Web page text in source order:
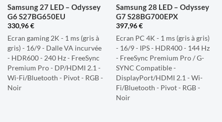
Samsung 27 LED – Odyssey
G6 S27BG650EU
330,96€
Ecran gaming 2K - 1 ms (gris à
gris) - 16/9 - Dalle VA incurvée
- HDR600 - 240 Hz - FreeSync
Premium Pro - DP/HDMI 2.1 -
Wi-Fi/Bluetooth - Pivot - RGB -
Noir
Samsung 28 LED – Odyssey
G7 S28BG700EPX
397,96€
Ecran PC 4K - 1 ms (gris à gris)
- 16/9 - IPS - HDR400 - 144 Hz
- FreeSync Premium Pro / G-
SYNC Compatible -
DisplayPort/HDMI 2.1 - Wi-
Fi/Bluetooth - Pivot - RGB -
Noir